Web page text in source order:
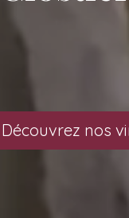
Découvrez nos